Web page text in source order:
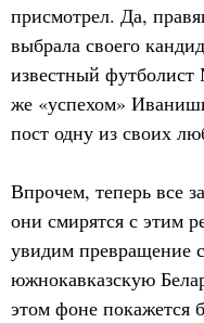
присмотрел. Да,
выбрала своего
известный
же «успехом»
пост одну из своих
Впрочем, теперь все
они смирятся с этим
увидим превращение
южнокавказскую
этом фоне покажется